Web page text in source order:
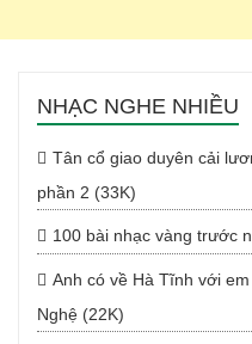
NHẠC NGHE NHIỀU
Tân cổ giao duyên cải
phần 2 (33K)
100 bài nhạc vàng trước
Anh có về Hà Tĩnh với
Nghệ (22K)